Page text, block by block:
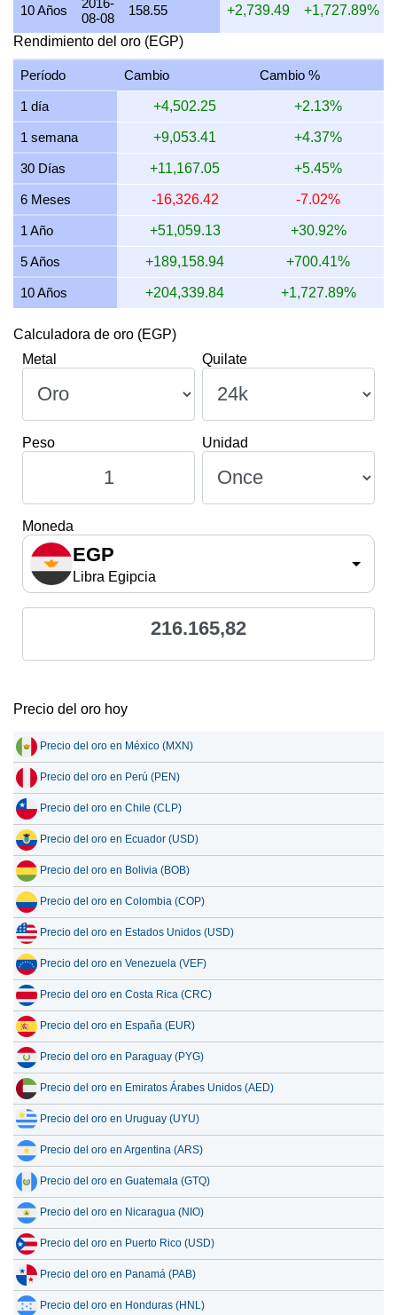
16 julio 2026 2,694.75 2,694,749.51
85,647.22
14 julio 2026 86,001.67 2,764,953.79
13 julio 2026 83,800.82 2,694.20 2,694,196.38
12 julio 2026 85,221.76 2,739.88 2,739,879.69
11 julio 2026 85,160.16 2,737.90 2,737,899.16
10 julio 2026 84,799.00 2,726.29 2,726,287.88
10 Años
2016-
08-08
158.55 +2,739.49 +1,727.89%
Rendimiento del oro (EGP)
Período Cambio Cambio %
1 día +4,502.25 +2.13%
1 semana +9,053.41 +4.37%
30 Días +11,167.05 +5.45%
6 Meses -16,326.42 -7.02%
1 Año +51,059.13 +30.92%
5 Años +189,158.94 +700.41%
10 Años +204,339.84 +1,727.89%
Calculadora de oro (EGP)
Metal
Quilate
Peso Unidad
Moneda
EGP
Libra Egipcia
216.165,82
Precio del oro hoy
Precio del oro en México (MXN)
Precio del oro en Perú (PEN)
Precio del oro en Chile (CLP)
Precio del oro en Ecuador (USD)
Precio del oro en Bolivia (BOB)
Precio del oro en Colombia (COP)
Precio del oro en Estados Unidos (USD)
Precio del oro en Venezuela (VEF)
Precio del oro en Costa Rica (CRC)
Precio del oro en España (EUR)
Precio del oro en Paraguay (PYG)
Precio del oro en Emiratos Árabes Unidos (AED)
Precio del oro en Uruguay (UYU)
Precio del oro en Argentina (ARS)
Precio del oro en Guatemala (GTQ)
Precio del oro en Nicaragua (NIO)
Precio del oro en Puerto Rico (USD)
Precio del oro en Panamá (PAB)
Precio del oro en Honduras (HNL)